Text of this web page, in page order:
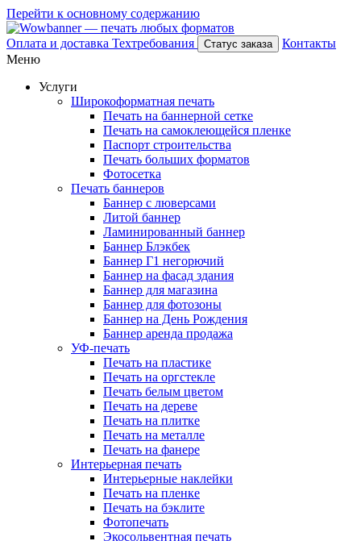
Перейти к основному содержанию
Оплата и доставка Техтребования Статус заказа
Контакты
Меню
Услуги
Широкоформатная печать
Печать на баннерной сетке
Печать на самоклеющейся пленке
Паспорт строительства
Печать больших форматов
Фотосетка
Печать баннеров
Баннер с люверсами
Литой баннер
Ламинированный баннер
Баннер Блэкбек
Баннер Г1 негорючий
Баннер на фасад здания
Баннер для магазина
Баннер для фотозоны
Баннер на День Рождения
Баннер аренда продажа
УФ-печать
Печать на пластике
Печать на оргстекле
Печать белым цветом
Печать на дереве
Печать на плитке
Печать на металле
Печать на фанере
Интерьерная печать
Интерьерные наклейки
Печать на пленке
Печать на бэклите
Фотопечать
Экосольвентная печать